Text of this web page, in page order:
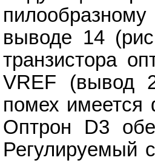
выводе 14
транзистора
VREF (вывод
помех имеется
Оптрон D3
Регулируемый